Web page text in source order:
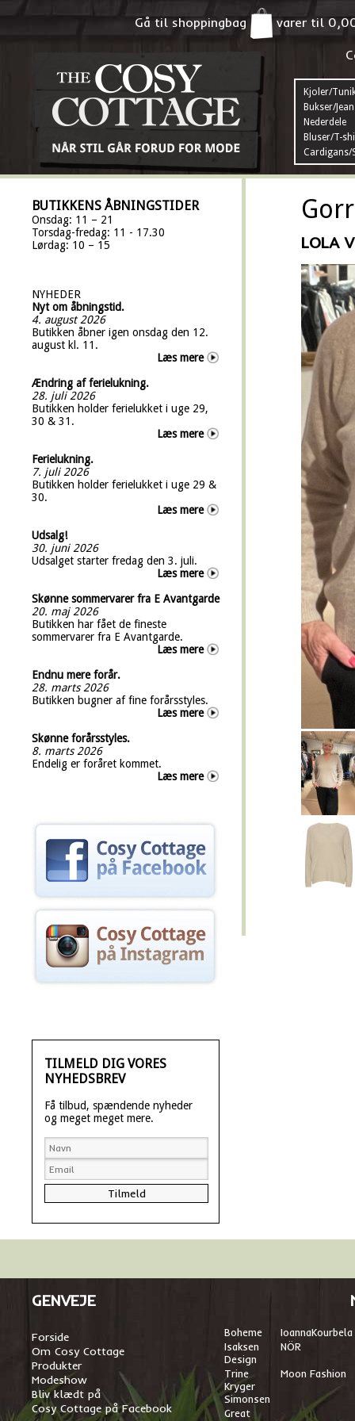
Gå til shoppingbag varer til
Kjoler/
Bukser/
Nederdele
Bluser/T-
Cardigans/
BUTIKKENS ÅBNINGSTIDER
Onsdag: 11 – 21
Torsdag-fredag: 11 - 17.30
Lørdag: 10 – 15
NYHEDER
Nyt om åbningstid.
4. august 2026
Butikken åbner igen onsdag den 12.
august kl. 11.
Læs mere
Ændring af ferielukning.
28. juli 2026
Butikken holder ferielukket i uge 29,
30 & 31.
Læs mere
Ferielukning.
7. juli 2026
Butikken holder ferielukket i uge 29 &
30.
Læs mere
Udsalg!
30. juni 2026
Udsalget starter fredag den 3. juli.
Læs mere
Skønne sommervarer fra E Avantgarde
20. maj 2026
Butikken har fået de fineste
sommervarer fra E Avantgarde.
Læs mere
Endnu mere forår.
28. marts 2026
Butikken bugner af fine forårsstyles.
Læs mere
Skønne forårsstyles.
8. marts 2026
Endelig er foråret kommet.
Læs mere
TILMELD DIG VORES
NYHEDSBREV
Få tilbud, spændende nyheder
og meget meget mere.
LOLA
GENVEJE
Forside
Om Cosy Cottage
Produkter
Modeshow
Bliv klædt på
Cosy Cottage på Facebook
Boheme IoannaKourbela
Isaksen
Design
NÖR
Trine
Kryger
Simonsen
Moon Fashion
Great